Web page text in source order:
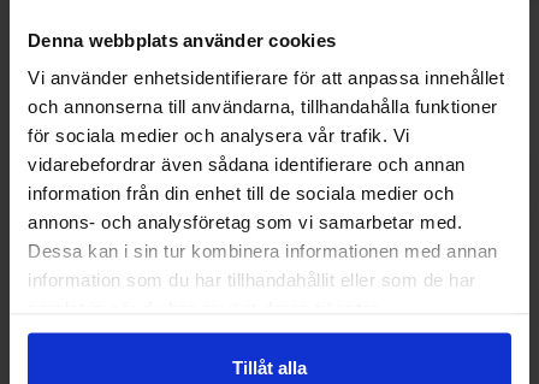
Denna webbplats använder cookies
Vi använder enhetsidentifierare för att anpassa innehållet
och annonserna till användarna, tillhandahålla funktioner
för sociala medier och analysera vår trafik. Vi
vidarebefordrar även sådana identifierare och annan
information från din enhet till de sociala medier och
annons- och analysföretag som vi samarbetar med.
Dessa kan i sin tur kombinera informationen med annan
information som du har tillhandahållit eller som de har
Tillåt alla
Andra gillade
Nyhet!